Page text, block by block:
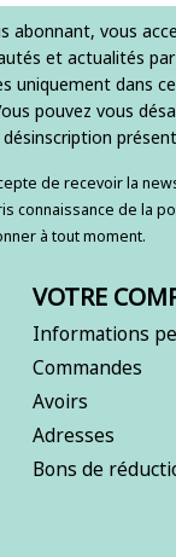
abonnant, vous
et actualités
uniquement dans
pouvez vous
de recevoir la
connaissance de la
à tout moment.
VOTRE
Informations
Commandes
Avoirs
Adresses
Bons de